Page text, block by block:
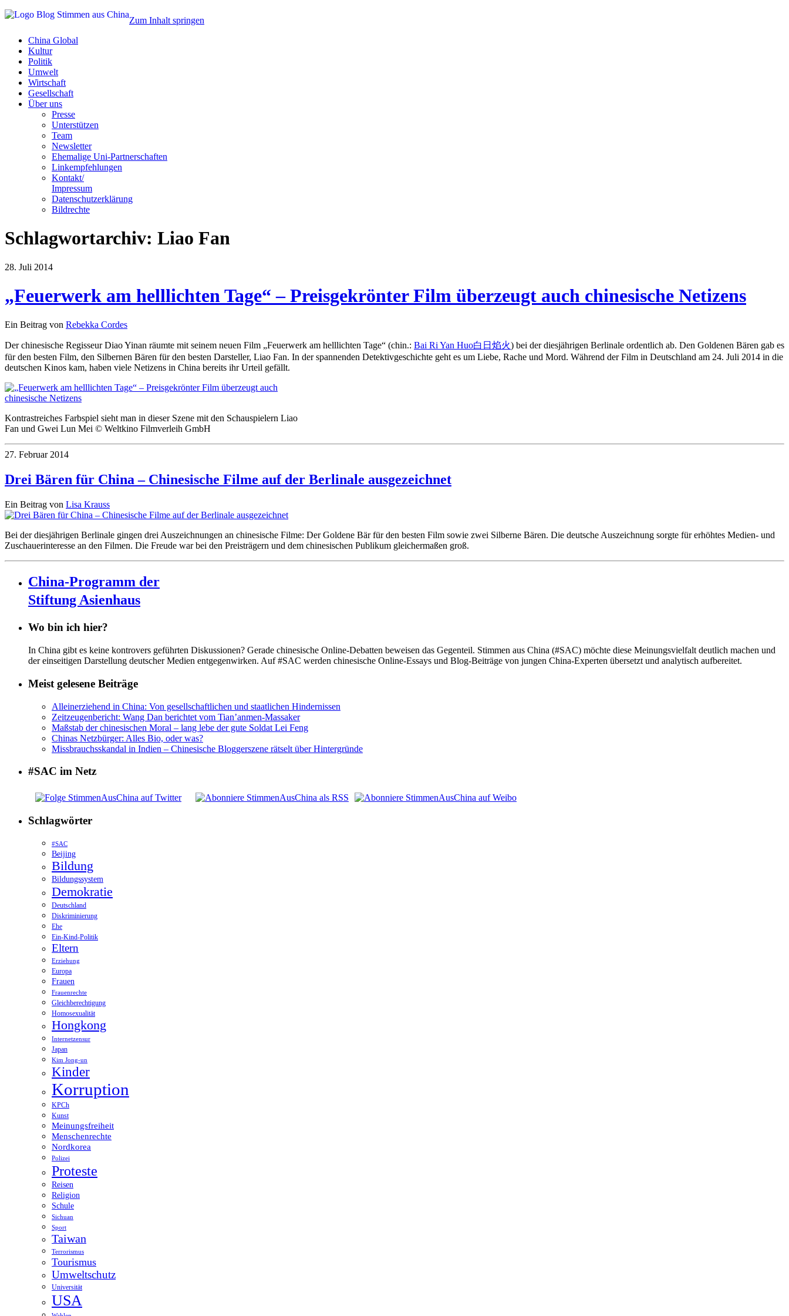
Zum Inhalt springen
China Global
Kultur
Politik
Umwelt
Wirtschaft
Gesellschaft
Über uns
Presse
Unterstützen
Team
Newsletter
Ehemalige Uni-Partnerschaften
Linkempfehlungen
Kontakt/
Impressum
Datenschutzerklärung
Bildrechte
Schlagwortarchiv: Liao Fan
28. Juli 2014
„Feuerwerk am helllichten Tage“ – Preisgekrönter Film überzeugt auch chinesische Netizens
Ein Beitrag von Rebekka Cordes
Der chinesische Regisseur Diao Yinan räumte mit seinem neuen Film „Feuerwerk am helllichten Tage“ (chin.: Bai Ri Yan Huo白日焰火) bei der diesjährigen Berlinale ordentlich ab. Den Goldenen Bären gab es
für den besten Film, den Silbernen Bären für den besten Darsteller, Liao Fan. In der spannenden Detektivgeschichte geht es um Liebe, Rache und Mord. Während der Film in Deutschland am 24. Juli 2014 in die
deutschen Kinos kam, haben viele Netizens in China bereits ihr Urteil gefällt.
Kontrastreiches Farbspiel sieht man in dieser Szene mit den Schauspielern Liao
Fan und Gwei Lun Mei © Weltkino Filmverleih GmbH
27. Februar 2014
Drei Bären für China – Chinesische Filme auf der Berlinale ausgezeichnet
Ein Beitrag von Lisa Krauss
Bei der diesjährigen Berlinale gingen drei Auszeichnungen an chinesische Filme: Der Goldene Bär für den besten Film sowie zwei Silberne Bären. Die deutsche Auszeichnung sorgte für erhöhtes Medien- und
Zuschauerinteresse an den Filmen. Die Freude war bei den Preisträgern und dem chinesischen Publikum gleichermaßen groß.
China-Programm der
Stiftung Asienhaus
Wo bin ich hier?
In China gibt es keine kontrovers geführten Diskussionen? Gerade chinesische Online-Debatten beweisen das Gegenteil. Stimmen aus China (#SAC) möchte diese Meinungsvielfalt deutlich machen und
der einseitigen Darstellung deutscher Medien entgegenwirken. Auf #SAC werden chinesische Online-Essays und Blog-Beiträge von jungen China-Experten übersetzt und analytisch aufbereitet.
Meist gelesene Beiträge
Alleinerziehend in China: Von gesellschaftlichen und staatlichen Hindernissen
Zeitzeugenbericht: Wang Dan berichtet vom Tian’anmen-Massaker
Maßstab der chinesischen Moral – lang lebe der gute Soldat Lei Feng
Chinas Netzbürger: Alles Bio, oder was?
Missbrauchsskandal in Indien – Chinesische Bloggerszene rätselt über Hintergründe
#SAC im Netz
Schlagwörter
#SAC
Beijing
Bildung
Bildungssystem
Demokratie
Deutschland
Diskriminierung
Ehe
Ein-Kind-Politik
Eltern
Erziehung
Europa
Frauen
Frauenrechte
Gleichberechtigung
Homosexualität
Hongkong
Internetzensur
Japan
Kim Jong-un
Kinder
Korruption
KPCh
Kunst
Meinungsfreiheit
Menschenrechte
Nordkorea
Polizei
Proteste
Reisen
Religion
Schule
Sichuan
Sport
Taiwan
Terrorismus
Tourismus
Umweltschutz
Universität
USA